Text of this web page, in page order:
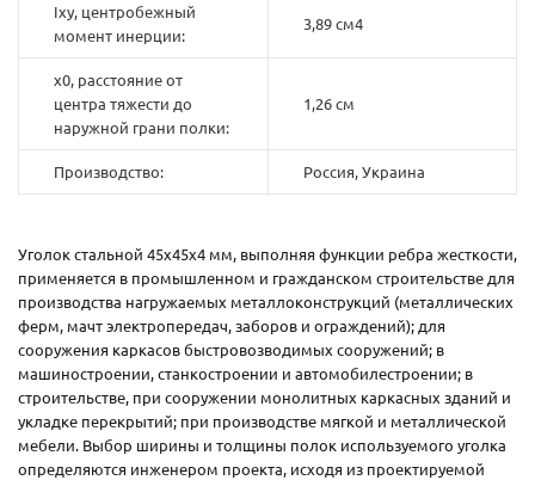
Ixy, центробежный
момент инерции:
3,89 см4
x0, расстояние от
центра тяжести до
наружной грани полки:
1,26 см
Производство: Россия, Украина
Уголок стальной 45х45х4 мм, выполняя функции ребра жесткости,
применяется в промышленном и гражданском строительстве для
производства нагружаемых металлоконструкций (металлических
ферм, мачт электропередач, заборов и ограждений); для
сооружения каркасов быстровозводимых сооружений; в
машиностроении, станкостроении и автомобилестроении; в
строительстве, при сооружении монолитных каркасных зданий и
укладке перекрытий; при производстве мягкой и металлической
мебели. Выбор ширины и толщины полок используемого уголка
определяются инженером проекта, исходя из проектируемой